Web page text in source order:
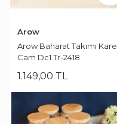
Arow
Arow Baharat Takımı Kare
Cam Dc1.Tr-2418
1.149,00 TL